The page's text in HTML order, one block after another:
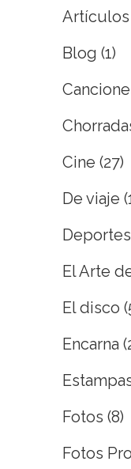
Artículos
Blog (1)
Cine (27)
De viaje
Deportes
El Arte
El disco
Encarna
Fotos (8)
Fotos